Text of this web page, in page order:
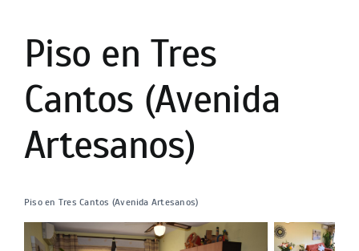
Ver
imagen
más
grande
Piso en Tres
Cantos (Avenida
Artesanos)
Piso en Tres Cantos (Avenida Artesanos)